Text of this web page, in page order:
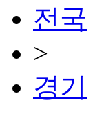
전국
>
경기